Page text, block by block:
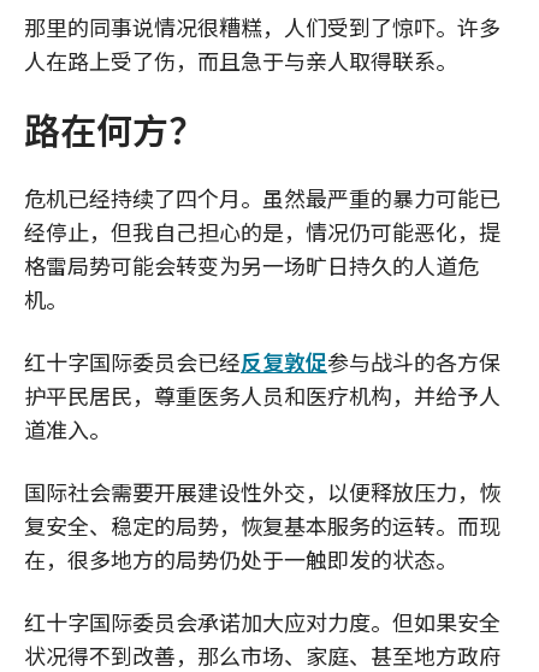
那里的同事说情况很糟糕，人们受到了惊吓。许多
人在路上受了伤，而且急于与亲人取得联系。
路在何方？
危机已经持续了四个月。虽然最严重的暴力可能已
经停止，但我自己担心的是，情况仍可能恶化，提
格雷局势可能会转变为另一场旷日持久的人道危
机。
红十字国际委员会已经反复敦促参与战斗的各方保
护平民居民，尊重医务人员和医疗机构，并给予人
道准入。
国际社会需要开展建设性外交，以便释放压力，恢
复安全、稳定的局势，恢复基本服务的运转。而现
在，很多地方的局势仍处于一触即发的状态。
红十字国际委员会承诺加大应对力度。但如果安全
状况得不到改善，那么市场、家庭、甚至地方政府